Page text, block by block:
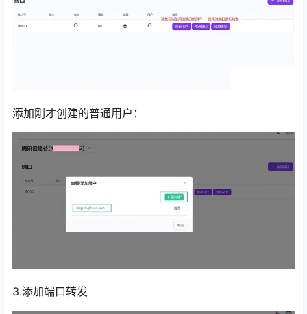
添加刚才创建的普通用户：
3.添加端口转发